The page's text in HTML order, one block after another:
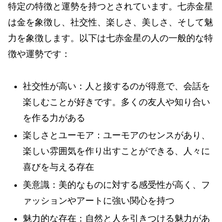
特定の特徴と運勢を持つとされています。七赤金星
は金を象徴し、社交性、楽しさ、美しさ、そして魅
力を象徴します。以下は七赤金星の人の一般的な特
徴や運勢です：
社交性が高い：人と接するのが得意で、会話を
楽しむことが好きです。多くの友人や知り合い
を作る力がある
楽しさとユーモア：ユーモアのセンスがあり、
楽しい雰囲気を作り出すことができる、人々に
喜びを与える存在
美意識：美的なものに対する感受性が高く、フ
ァッションやアートに強い関心を持つ
魅力的な存在：自然と人を引きつける魅力があ